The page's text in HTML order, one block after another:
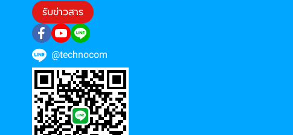
รับข่าวสาร
@technocom